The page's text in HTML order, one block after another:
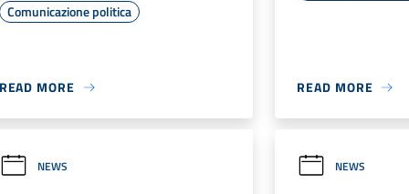
Comunicazione politica
MORE READ MORE
NEWS NEWS